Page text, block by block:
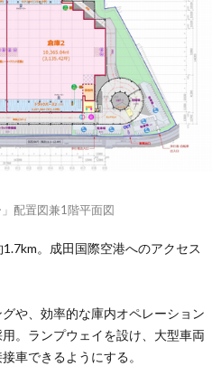
配置図兼1階平面図
。成田国際空港へのアクセス
や、効率的な庫内オペレーション
。ランプウェイを設け、大型車両
車できるようにする。